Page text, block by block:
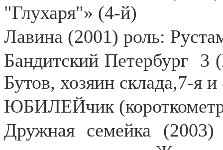
"Глухаря"» (4-й)
Лавина (2001) роль:
Бандитский Петербург 3
Бутов, хозяин склада,7-я
ЮБИЛЕЙчик
Дружная семейка